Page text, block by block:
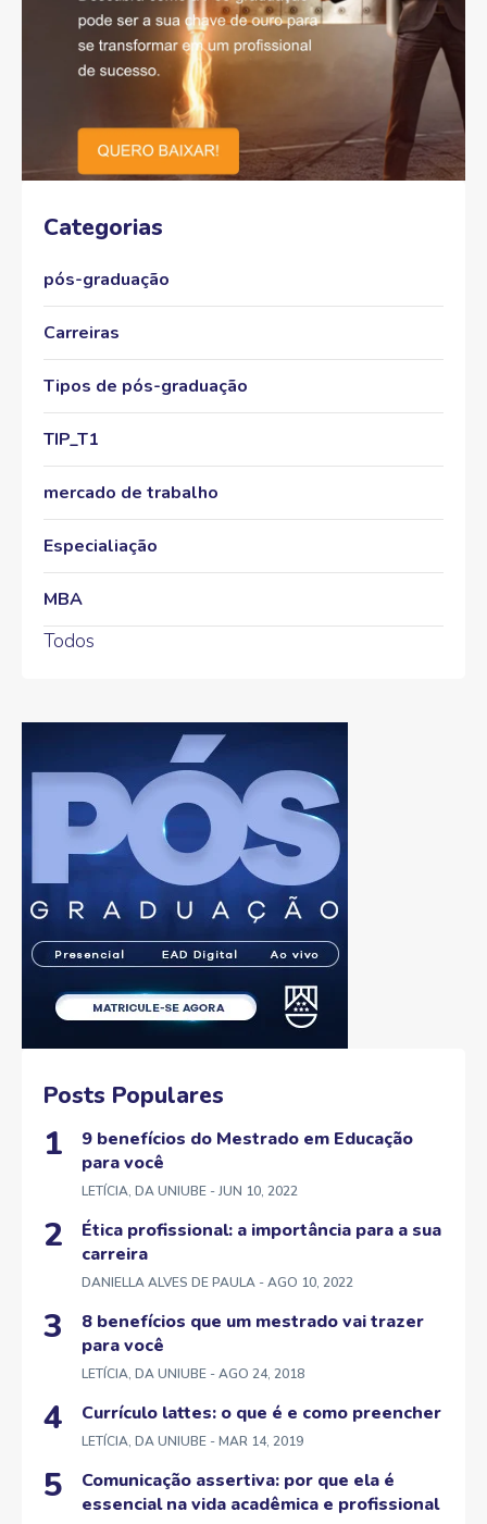
Categorias
pós-graduação
Carreiras
Tipos de pós-graduação
TIP_T1
mercado de trabalho
Especialiação
MBA
Todos
Posts Populares
9 benefícios do Mestrado em Educação
para você
LETÍCIA, DA UNIUBE - JUN 10, 2022
Ética profissional: a importância para a sua
carreira
DANIELLA ALVES DE PAULA - AGO 10, 2022
8 benefícios que um mestrado vai trazer
para você
LETÍCIA, DA UNIUBE - AGO 24, 2018
Currículo lattes: o que é e como preencher
LETÍCIA, DA UNIUBE - MAR 14, 2019
Comunicação assertiva: por que ela é
essencial na vida acadêmica e profissional